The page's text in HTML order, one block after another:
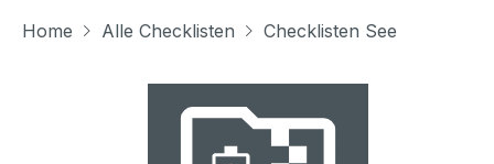
Home Alle Checklisten
Checklisten See